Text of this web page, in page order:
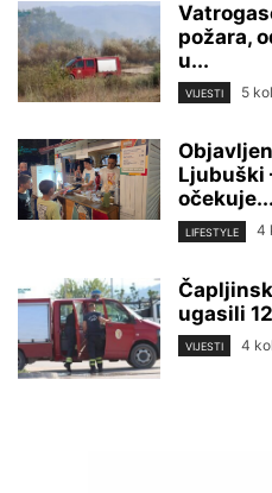
požara,
u...
VIJESTI 5
Ljubuški
očekuje...
LIFESTYLE 4
ugasili
VIJESTI 4